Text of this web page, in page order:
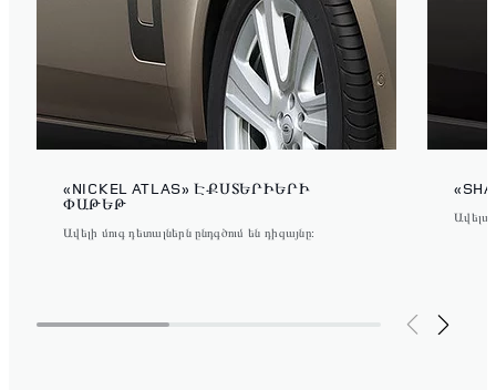
«NICKEL ATLAS» ԷՔՍՏԵՐԻԵՐԻ
ՓԱԹԵԹ
Ավելի մուգ դետալներն ընդգծում են դիզայնը։